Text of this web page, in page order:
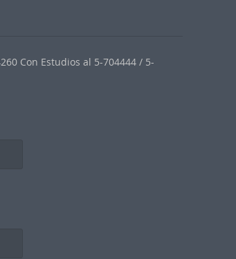
Con Estudios al 5-704444 / 5-